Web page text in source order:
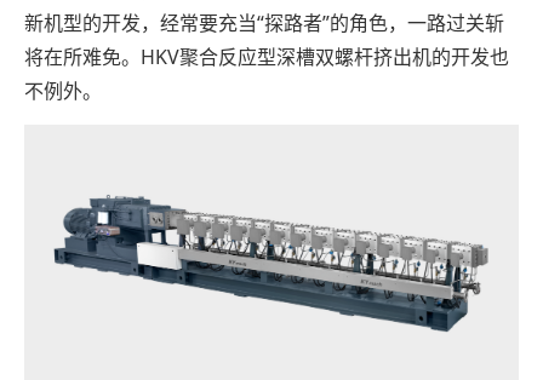
新机型的开发，经常要充当“探路者”的角色，一路过关斩
将在所难免。HKV聚合反应型深槽双螺杆挤出机的开发也
不例外。